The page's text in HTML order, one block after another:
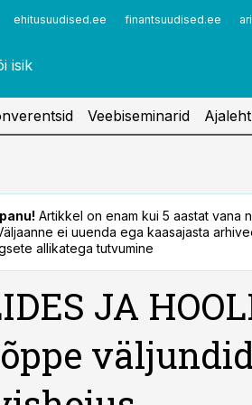
ehitusuudised.ee finantsuudised.ee
Veebiseminarid Ajaleht
Artikkel on enam kui 5 aastat vana
ei uuenda ega kaasajasta
allikatega tutvumine
JA